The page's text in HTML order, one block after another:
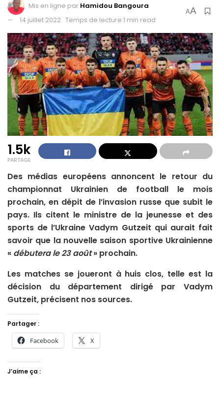
Mis en ligne par Hamidou Bangoura
14 juillet 2022 Temps de lecture:1 min read
AA
1.5k
PARTAGE
Des médias européens annoncent le retour du
championnat Ukrainien de football le mois
prochain, en dépit de l’invasion russe que subit le
pays. Ils citent le ministre de la jeunesse et des
sports de l’Ukraine Vadym Gutzeit qui aurait fait
savoir que la nouvelle saison sportive Ukrainienne
« débutera le 23 août» prochain.
Les matches se joueront à huis clos, telle est la
décision du département dirigé par Vadym
Gutzeit, précisent nos sources.
Partager :
Facebook X
J’aime ça :